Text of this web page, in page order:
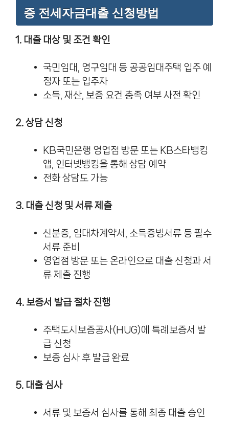
증 전세자금대출 신청방법
1. 대출 대상 및 조건 확인
국민임대, 영구임대 등 공공임대주택 입주 예
정자 또는 입주자
소득, 재산, 보증 요건 충족 여부 사전 확인
2. 상담 신청
KB국민은행 영업점 방문 또는 KB스타뱅킹
앱, 인터넷뱅킹을 통해 상담 예약
전화 상담도 가능
3. 대출 신청 및 서류 제출
신분증, 임대차계약서, 소득증빙서류 등 필수
서류 준비
영업점 방문 또는 온라인으로 대출 신청과 서
류 제출 진행
4. 보증서 발급 절차 진행
주택도시보증공사(HUG)에 특례보증서 발
급 신청
보증 심사 후 발급 완료
5. 대출 심사
서류 및 보증서 심사를 통해 최종 대출 승인